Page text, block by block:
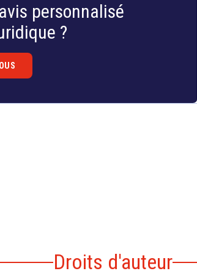
personnalisé
?
Droits d'auteur